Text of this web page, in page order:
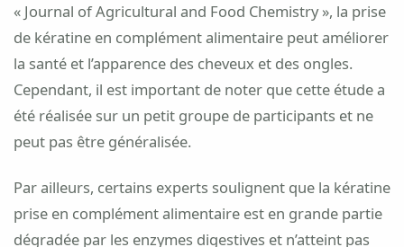
« Journal of Agricultural and Food Chemistry », la prise
de kératine en complément alimentaire peut améliorer
la santé et l’apparence des cheveux et des ongles.
Cependant, il est important de noter que cette étude a
été réalisée sur un petit groupe de participants et ne
peut pas être généralisée.
Par ailleurs, certains experts soulignent que la kératine
prise en complément alimentaire est en grande partie
dégradée par les enzymes digestives et n’atteint pas